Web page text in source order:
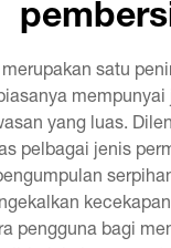
satu
yang luas.
pelbagai jenis
pengguna bagi